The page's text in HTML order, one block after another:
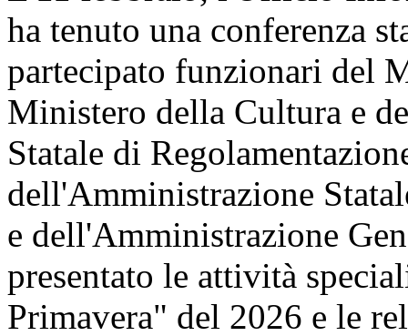
ha tenuto una conferenza
partecipato funzionari del
Ministero della Cultura e
Statale di
dell'Amministrazione
e dell'Amministrazione
presentato le attività
Primavera" del 2026 e le